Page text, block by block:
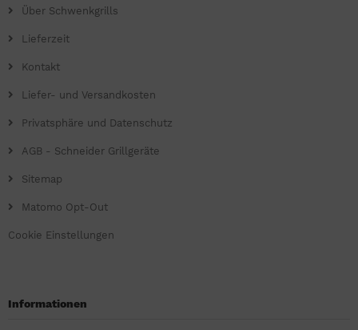
Über Schwenkgrills
Lieferzeit
Kontakt
Liefer- und Versandkosten
Privatsphäre und Datenschutz
AGB - Schneider Grillgeräte
Sitemap
Matomo Opt-Out
Cookie Einstellungen
Informationen